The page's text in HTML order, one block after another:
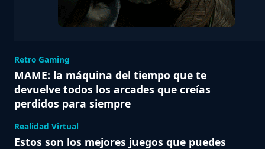
Retro Gaming
MAME: la máquina del tiempo que te
devuelve todos los arcades que creías
perdidos para siempre
Realidad Virtual
Estos son los mejores juegos que puedes